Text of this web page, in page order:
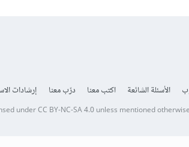
الأسئلة الشائعة اكتب معنا درّب معنا إرشادات
underCC BY-NC-SA 4.0unless mentioned